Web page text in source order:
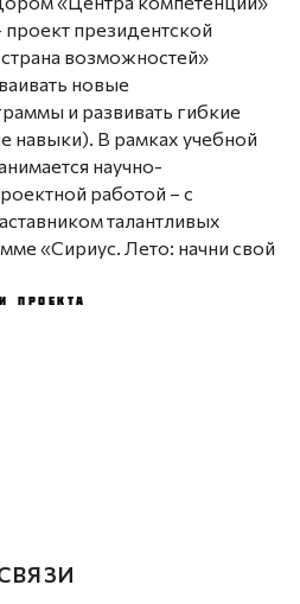
проект президентской
возможностей»
новые
и развивать гибкие
навыки). В рамках учебной
научно-
работой – с
талантливых
«Сириус. Лето: начни свой
проекта